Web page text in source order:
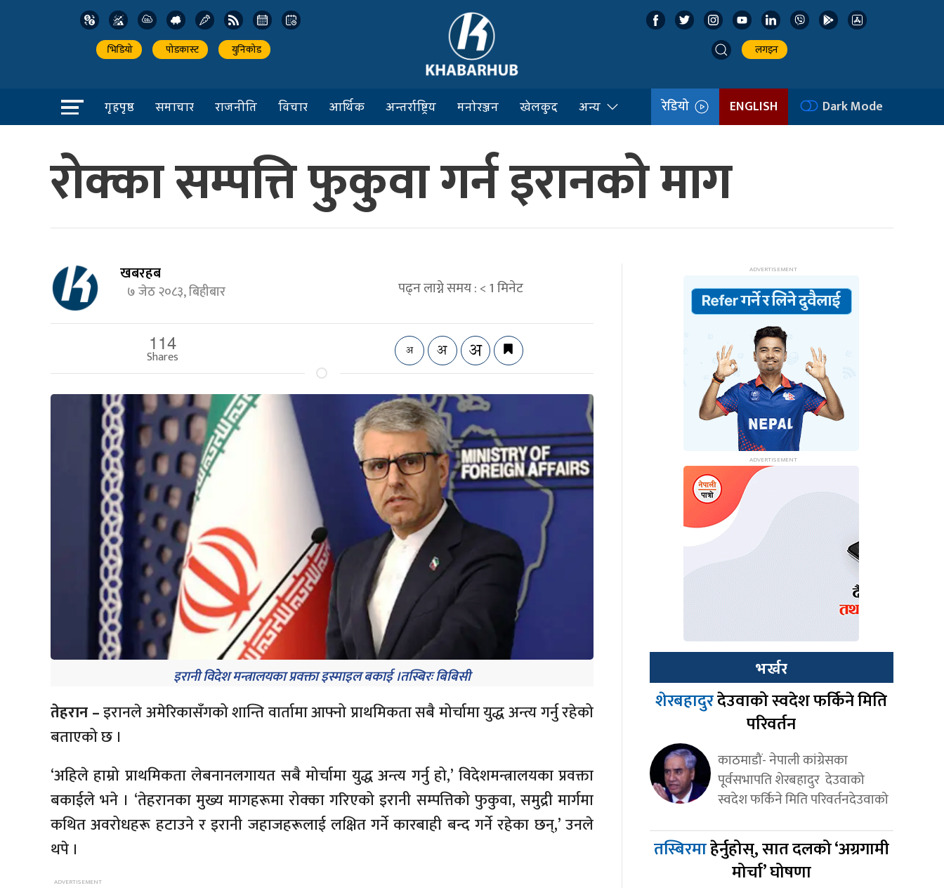
भिडियो पोडकास्ट युनिकोड लगइन
गृहपृष्ठ समाचार राजनीति विचार आर्थिक अन्तर्राष्ट्रिय मनोरञ्जन खेलकुद अन्य रेडियो ENGLISH Dark Mode
रोक्का सम्पत्ति फुकुवा गर्न इरानको माग
खबरहब
७ जेठ २०८३, बिहीबार पढ्न लाग्ने समय :< 1मिनेट
114
Shares
इरानी विदेश मन्त्रालयका प्रवक्ता इस्माइल बकाई ।तस्बिरः बिबिसी
तेहरान –इरानले अमेरिकासँगको शान्ति वार्तामा आफ्नो प्राथमिकता सबै मोर्चामा युद्ध अन्त्य गर्नु रहेको
बताएको छ ।
‘अहिले हाम्रो प्राथमिकता लेबनानलगायत सबै मोर्चामा युद्ध अन्त्य गर्नु हो,’ विदेशमन्त्रालयका प्रवक्ता
बकाईले भने । ‘तेहरानका मुख्य मागहरूमा रोक्का गरिएको इरानी सम्पत्तिको फुकुवा, समुद्री मार्गमा
कथित अवरोधहरू हटाउने र इरानी जहाजहरूलाई लक्षित गर्ने कारबाही बन्द गर्ने रहेका छन्,’ उनले
थपे ।
भर्खर
शेरबहादुरदेउवाको स्वदेश फर्किने मिति
परिवर्तन
काठमाडौं- नेपाली कांग्रेसका
पूर्वसभापति शेरबहादुर देउवाको
स्वदेश फर्किने मिति परिवर्तनदेउवाको
तस्बिरमाहेर्नुहोस्, सात दलको ‘अग्रगामी
मोर्चा’ घोषणा